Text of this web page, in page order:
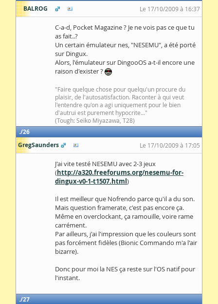
BALROG
Le 17/10/2009 à 16:37
C-a-d, Pocket Magazine ? Je ne vois pas ce que tu
as fait..?
Un certain émulateur nes, "NESEMU", a été porté
sur Dingux.
Alors, l'émulateur sur DingooOS a-t-il encore une
raison d'exister ?
"Faire quelque chose pour quelqu'un procure du
plaisir, de l'autosatisfaction. Raconter à qui veut
l'entendre qu'on a agi uniquement pour le bien
d'autrui est purement hypocrite..."
(Tough: Seïko Miyazawa, T28)
26
GregSaunders
Le 17/10/2009 à 17:05
J'ai vite testé NESEMU avec 2-3 jeux
(http://a320.freeforums.org/nesemu-for-
dingux-v0-1-t1507.html)
Il est meilleur que Nofrendo parce qu'il a du son.
Mais question framerate, c'est pas encore ça.
Même en overclockant, ça ramouille, voire rame
carrément.
Par ailleurs, j'ai l'impression que les couleurs sont
pas forcément fidèles (Bionic Commando m'a l'air
bizarre).
Donc pour moi la NES ça reste sur l'OS natif pour
l'instant.
27